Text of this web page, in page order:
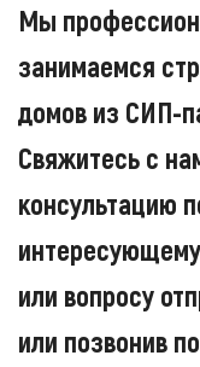
Мы
занимаемся
домов из СИП-
Свяжитесь с
консультацию
или вопросу
или позвонив